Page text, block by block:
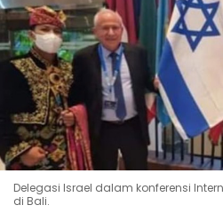
Delegasi Israel dalam konferensi
di Bali.